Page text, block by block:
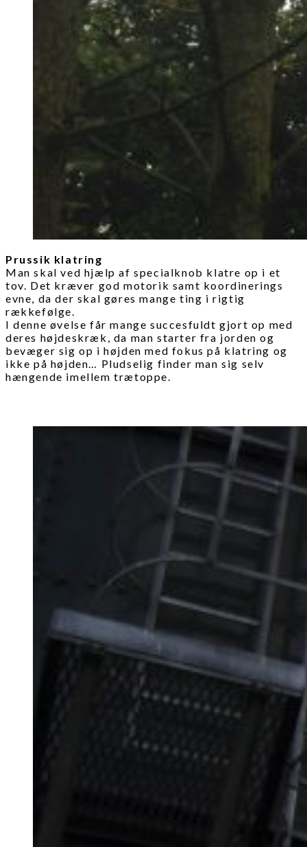
Prussik klatring
Man skal ved hjælp af specialknob klatre op i et
tov. Det kræver god motorik samt koordinerings
evne, da der skal gøres mange ting i rigtig
rækkefølge.
I denne øvelse får mange succesfuldt gjort op med
deres højdeskræk, da man starter fra jorden og
bevæger sig op i højden med fokus på klatring og
ikke på højden… Pludselig finder man sig selv
hængende imellem trætoppe.